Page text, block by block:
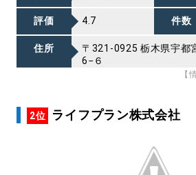
評価 4.7 件数
住所
〒321-0925 栃木県宇都
6−６
【
2位 ライフプラン株式会社